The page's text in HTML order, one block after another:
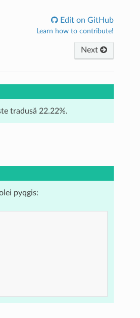
Edit on GitHub
Learn how to contribute!
Next
tradusă 22.22%.
pyqgis: